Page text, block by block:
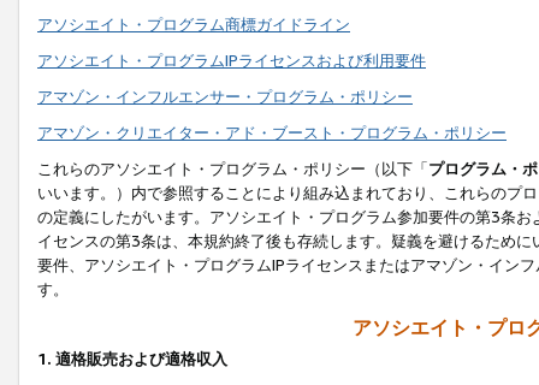
アソシエイト・プログラム商標ガイドライン
アソシエイト・プログラムIPライセンスおよび利用要件
アマゾン・インフルエンサー・プログラム・ポリシー
アマゾン・クリエイター・アド・ブースト・プログラム・ポリシー
これらのアソシエイト・プログラム・ポリシー（以下「プログラム・
いいます。）内で参照することにより組み込まれており、これらのプ
の定義にしたがいます。アソシエイト・プログラム参加要件の第3条
イセンスの第3条は、本規約終了後も存続します。疑義を避けるため
要件、アソシエイト・プログラムIPライセンスまたはアマゾン・イン
す。
アソシエイト・プロ
1. 適格販売および適格収入